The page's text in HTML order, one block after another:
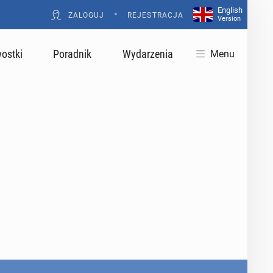
ZALOGUJ • REJESTRACJA
English
Version
Poradnik Wydarzenia Menu